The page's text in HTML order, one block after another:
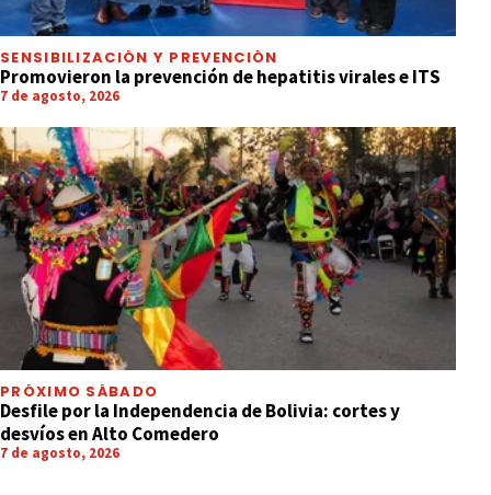
SENSIBILIZACIÓN Y PREVENCIÓN
Promovieron la prevención de hepatitis virales e ITS
7 de agosto, 2026
PRÓXIMO SÁBADO
Desfile por la Independencia de Bolivia: cortes y
desvíos en Alto Comedero
7 de agosto, 2026